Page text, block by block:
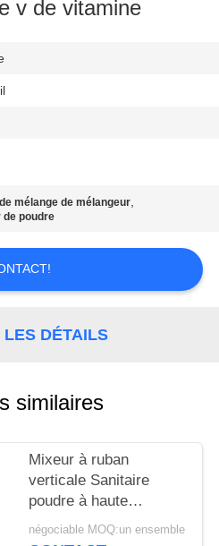
v de vitamine
mélange de mélangeur,
de poudre
LES DÉTAILS
similaires
Mixeur à ruban
verticale Sanitaire
poudre à haute
efficacité mélangeur de
poudre de maïs épices
négociable MOQ:un ensemble